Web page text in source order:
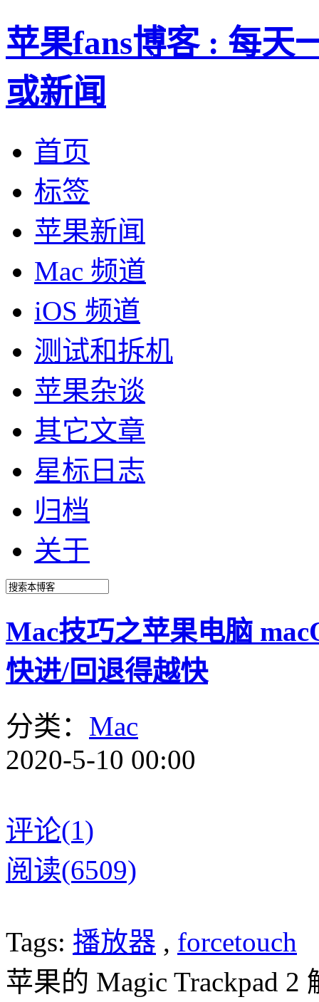
苹果fans博客 : 每天
或新闻
首页
标签
苹果新闻
Mac 频道
iOS 频道
测试和拆机
苹果杂谈
其它文章
星标日志
归档
关于
Mac技巧之苹果电脑
快进/回退得越快
分类： Mac
2020-5-10 00:00
评论(1)
阅读(6509)
Tags: 播放器 , forcetouch
苹果的 Magic Trackpad